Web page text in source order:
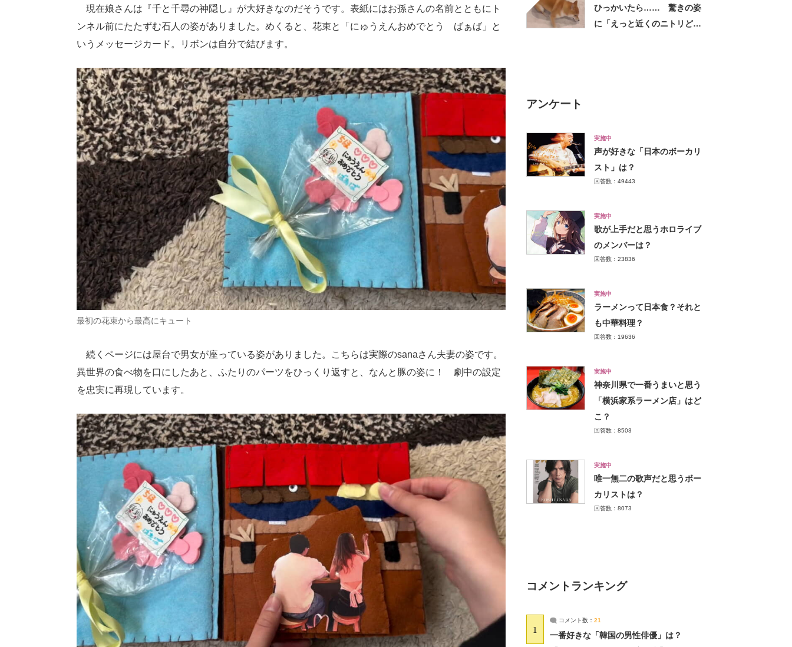
現在娘さんは『千と千尋の神隠し』が大好きなのだそうです。表紙にはお孫さんの名前とともにト
ンネル前にたたずむ石人の姿がありました。めくると、花束と「にゅうえんおめでとう ばぁば」と
いうメッセージカード。リボンは自分で結びます。
最初の花束から最高にキュート
続くページには屋台で男女が座っている姿がありました。こちらは実際のsanaさん夫妻の姿です。
異世界の食べ物を口にしたあと、ふたりのパーツをひっくり返すと、なんと豚の姿に！ 劇中の設定
を忠実に再現しています。
ひっかいたら…… 驚きの姿
に「えっと近くのニトリどこ
アンケート
実施中
声が好きな「日本のボーカリ
スト」は？
回答数：49443
実施中
歌が上手だと思うホロライブ
のメンバーは？
回答数：23836
実施中
ラーメンって日本食？それと
も中華料理？
回答数：19636
実施中
神奈川県で一番うまいと思う
「横浜家系ラーメン店」はど
こ？
回答数：8503
実施中
唯一無二の歌声だと思うボー
カリストは？
回答数：8073
コメントランキング
1
コメント数： 21
一番好きな「韓国の男性俳優」は？